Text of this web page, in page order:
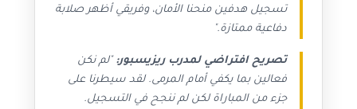
تسجيل هدفين منحنا الأمان، وفريقي أظهر صلابة
دفاعية ممتازة."
تصريح افتراضي لمدرب ريزيسبور: "لم نكن
فعالين بما يكفي أمام المرمى. لقد سيطرنا على
جزء من المباراة لكن لم ننجح في التسجيل.